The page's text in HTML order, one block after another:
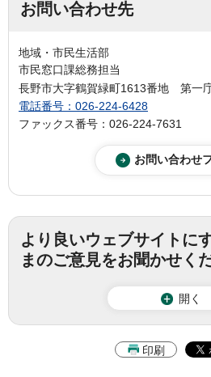
お問い合わせ先
地域・市民生活部
市民窓口課総務担当
長野市大字鶴賀緑町1613番地 第一
電話番号：026-224-6428
ファックス番号：026-224-7631
より良いウェブサイトに
まのご意見をお聞かせく
開く
印刷